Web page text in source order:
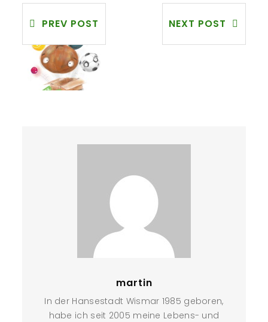
PREV POST NEXT POST
martin
In der Hansestadt Wismar 1985 geboren,
habe ich seit 2005 meine Lebens- und